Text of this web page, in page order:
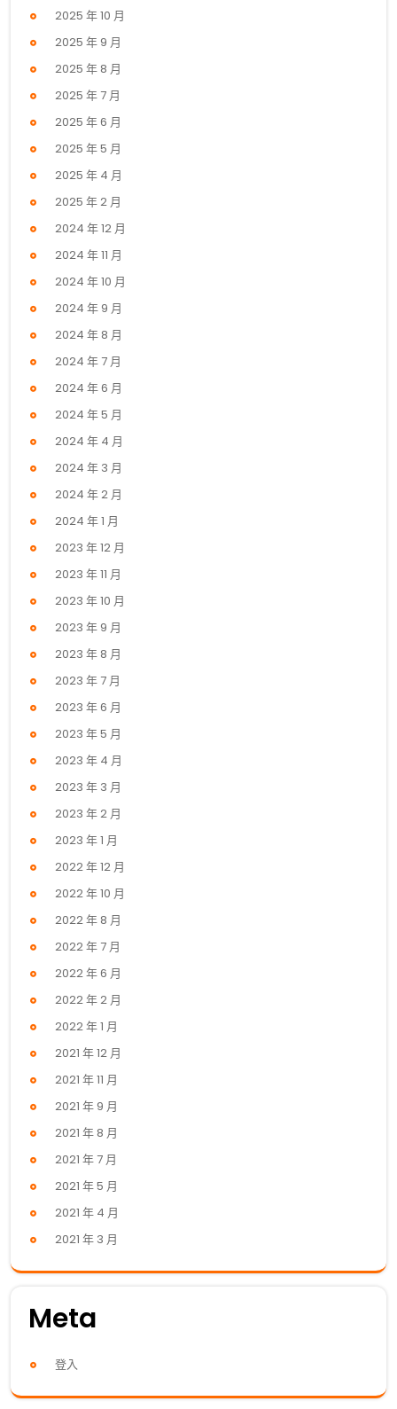
2025 年 10 月
2025 年 9 月
2025 年 8 月
2025 年 7 月
2025 年 6 月
2025 年 5 月
2025 年 4 月
2025 年 2 月
2024 年 12 月
2024 年 11 月
2024 年 10 月
2024 年 9 月
2024 年 8 月
2024 年 7 月
2024 年 6 月
2024 年 5 月
2024 年 4 月
2024 年 3 月
2024 年 2 月
2024 年 1 月
2023 年 12 月
2023 年 11 月
2023 年 10 月
2023 年 9 月
2023 年 8 月
2023 年 7 月
2023 年 6 月
2023 年 5 月
2023 年 4 月
2023 年 3 月
2023 年 2 月
2023 年 1 月
2022 年 12 月
2022 年 10 月
2022 年 8 月
2022 年 7 月
2022 年 6 月
2022 年 2 月
2022 年 1 月
2021 年 12 月
2021 年 11 月
2021 年 9 月
2021 年 8 月
2021 年 7 月
2021 年 5 月
2021 年 4 月
2021 年 3 月
Meta
登入